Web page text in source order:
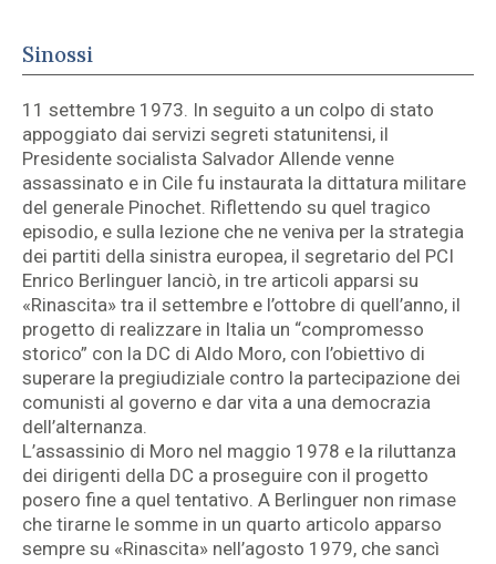
Sinossi
11 settembre 1973. In seguito a un colpo di stato
appoggiato dai servizi segreti statunitensi, il
Presidente socialista Salvador Allende venne
assassinato e in Cile fu instaurata la dittatura militare
del generale Pinochet. Riflettendo su quel tragico
episodio, e sulla lezione che ne veniva per la strategia
dei partiti della sinistra europea, il segretario del PCI
Enrico Berlinguer lanciò, in tre articoli apparsi su
«Rinascita» tra il settembre e l’ottobre di quell’anno, il
progetto di realizzare in Italia un “compromesso
storico” con la DC di Aldo Moro, con l’obiettivo di
superare la pregiudiziale contro la partecipazione dei
comunisti al governo e dar vita a una democrazia
dell’alternanza.
L’assassinio di Moro nel maggio 1978 e la riluttanza
dei dirigenti della DC a proseguire con il progetto
posero fine a quel tentativo. A Berlinguer non rimase
che tirarne le somme in un quarto articolo apparso
sempre su «Rinascita» nell’agosto 1979, che sancì